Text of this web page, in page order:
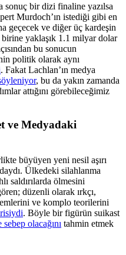
sonuç bir dizi finaline yazılsa
Murdoch’ın istediği gibi en
geçecek ve diğer üç kardeşin
birine yaklaşık 1.1 milyar dolar
bu sonucun
politik olarak aynı
. Fakat Lachlan’ın medya
, bu da yakın zamanda
attığını görebileceğimiz
ve Medyadaki
büyüyen yeni nesil aşırı
Ülkedeki silahlanma
saldırılarda ölmesini
düzenli olarak ırkçı,
ve komplo teorilerini
. Böyle bir figürün suikast
olacağını tahmin etmek